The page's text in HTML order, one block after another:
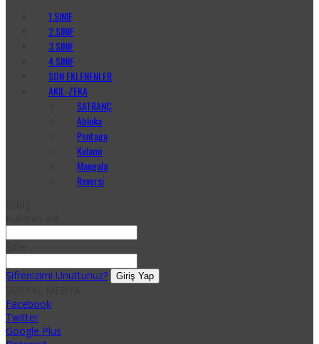
1.SINIF
2.SINIF
3.SINIF
4.SINIF
SON EKLENENLER
AKIL-ZEKA
SATRANÇ
Abluka
Pentago
Kulami
Mangala
Reversi
Şifrenizimi Unuttunuz?
Facebook
Twitter
Google Plus